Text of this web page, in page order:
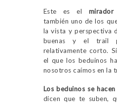
Este es el
también uno de los
la vista y perspectiva
buenas y el trail
relativamente corto.
el que los beduinos
nosotros caímos en la
Los beduinos se
dicen que te suben,